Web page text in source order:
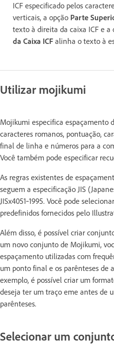
ICF especificado pelos
verticais, a opção Parte
texto à direita da caixa ICF e a
da Caixa ICF alinha o texto à
Utilizar mojikumi
Mojikumi especifica espaçamento
caracteres romanos, pontuação,
final de linha e números para a
Você também pode especificar
As regras existentes de
seguem a especificação JIS
JISx4051‑1995. Você pode
predefinidos fornecidos pelo
Além disso, é possível criar
um novo conjunto de Mojikumi,
espaçamento utilizadas com
um ponto final e os parênteses de
exemplo, é possível criar um
deseja ter um traço eme antes de
parênteses.
Selecionar um